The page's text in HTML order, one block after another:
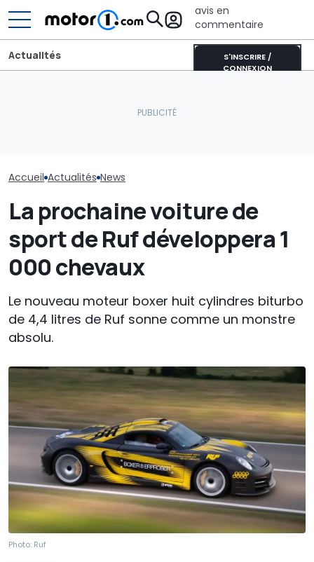
avis en
commentaire
S'INSCRIRE /
CONNEXION
Actualités
Accueil Actualités News
La prochaine voiture de
sport de Ruf développera 1
000 chevaux
Le nouveau moteur boxer huit cylindres biturbo
de 4,4 litres de Ruf sonne comme un monstre
absolu.
Photo: Ruf